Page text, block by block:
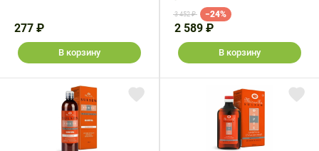
277 ₽
В корзину
3 452 ₽ −24%
2 589 ₽
В корзину